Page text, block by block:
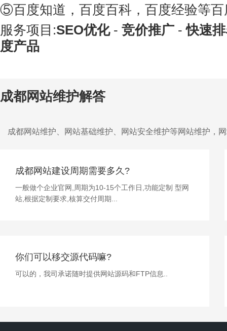
⑤百度知道，百度百科，百度经验等百
服务项目:SEO优化- 竞价推广 -快速
度产品
成都网站维护解答
成都网站维护、网站基础维护、网站安全维护等网站维护，
成都网站建设周期需要多久?
一般做个企业官网,周期为10-15个工作日,功能定制 型网
站,根据定制要求,核算交付周期...
你们可以移交源代码嘛?
可以的，我司承诺随时提供网站源码和FTP信息..